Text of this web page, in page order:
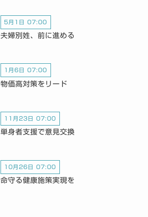
5月1日 07:00
夫婦別姓、前に進める
1月6日 07:00
物価高対策をリード
11月23日 07:00
単身者支援で意見交換
10月26日 07:00
命守る健康施策実現を